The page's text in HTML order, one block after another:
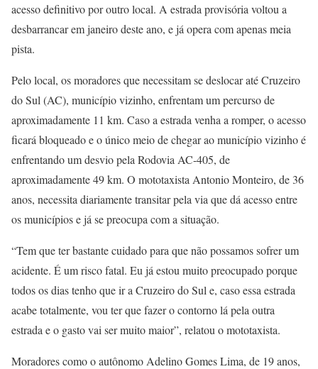
acesso definitivo por outro local. A estrada provisória voltou a
desbarrancar em janeiro deste ano, e já opera com apenas meia
pista.
Pelo local, os moradores que necessitam se deslocar até Cruzeiro
do Sul (AC), município vizinho, enfrentam um percurso de
aproximadamente 11 km. Caso a estrada venha a romper, o acesso
ficará bloqueado e o único meio de chegar ao município vizinho é
enfrentando um desvio pela Rodovia AC-405, de
aproximadamente 49 km. O mototaxista Antonio Monteiro, de 36
anos, necessita diariamente transitar pela via que dá acesso entre
os municípios e já se preocupa com a situação.
“Tem que ter bastante cuidado para que não possamos sofrer um
acidente. É um risco fatal. Eu já estou muito preocupado porque
todos os dias tenho que ir a Cruzeiro do Sul e, caso essa estrada
acabe totalmente, vou ter que fazer o contorno lá pela outra
estrada e o gasto vai ser muito maior”, relatou o mototaxista.
Moradores como o autônomo Adelino Gomes Lima, de 19 anos,